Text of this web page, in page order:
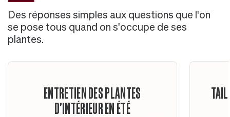
Des réponses simples aux questions que l'on
se pose tous quand on s'occupe de ses
plantes.
ENTRETIEN DES PLANTES
D'INTÉRIEUR EN ÉTÉ